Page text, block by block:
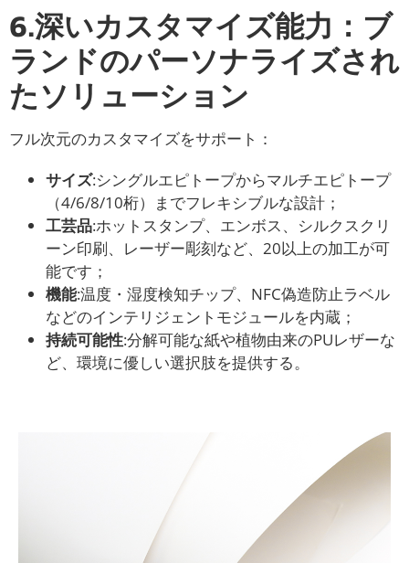
6.深いカスタマイズ能力：ブ
ランドのパーソナライズされ
たソリューション
フル次元のカスタマイズをサポート：
サイズ:シングルエピトープからマルチエピトープ
（4/6/8/10桁）までフレキシブルな設計；
工芸品:ホットスタンプ、エンボス、シルクスクリ
ーン印刷、レーザー彫刻など、20以上の加工が可
能です；
機能:温度・湿度検知チップ、NFC偽造防止ラベル
などのインテリジェントモジュールを内蔵；
持続可能性:分解可能な紙や植物由来のPUレザーな
ど、環境に優しい選択肢を提供する。